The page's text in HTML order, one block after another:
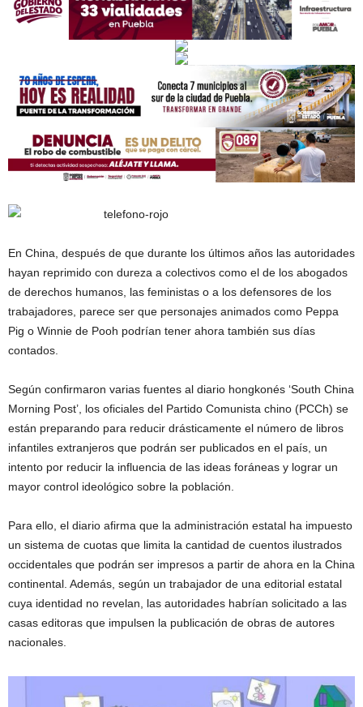
En China, después de que durante los últimos años las autoridades
hayan reprimido con dureza a colectivos como el de los abogados
de derechos humanos, las feministas o a los defensores de los
trabajadores, parece ser que personajes animados como Peppa
Pig o Winnie de Pooh podrían tener ahora también sus días
contados.
Según confirmaron varias fuentes al diario hongkonés ‘South China
Morning Post’, los oficiales del Partido Comunista chino (PCCh) se
están preparando para reducir drásticamente el número de libros
infantiles extranjeros que podrán ser publicados en el país, un
intento por reducir la influencia de las ideas foráneas y lograr un
mayor control ideológico sobre la población.
Para ello, el diario afirma que la administración estatal ha impuesto
un sistema de cuotas que limita la cantidad de cuentos ilustrados
occidentales que podrán ser impresos a partir de ahora en la China
continental. Además, según un trabajador de una editorial estatal
cuya identidad no revelan, las autoridades habrían solicitado a las
casas editoras que impulsen la publicación de obras de autores
nacionales.